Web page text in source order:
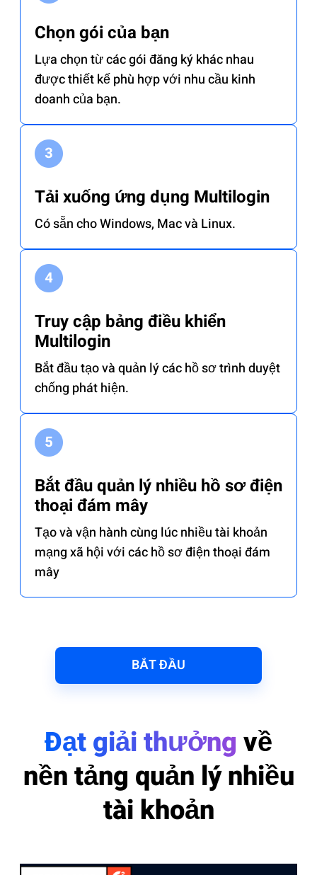
Chọn gói của bạn
Lựa chọn từ các gói đăng ký khác nhau
được thiết kế phù hợp với nhu cầu kinh
doanh của bạn.
Tải xuống ứng dụng Multilogin
Có sẵn cho Windows, Mac và Linux.
Truy cập bảng điều khiển
Multilogin
Bắt đầu tạo và quản lý các hồ sơ trình duyệt
chống phát hiện.
Bắt đầu quản lý nhiều hồ sơ điện
thoại đám mây
Tạo và vận hành cùng lúc nhiều tài khoản
mạng xã hội với các hồ sơ điện thoại đám
mây
BẮT ĐẦU
Đạt giải thưởngvề
nền tảng quản lý nhiều
tài khoản